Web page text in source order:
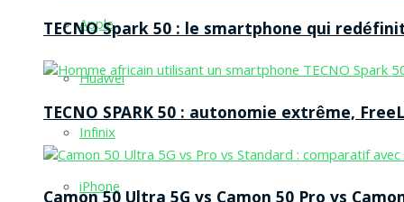
Apple
Huawei
Infinix
iPhone
TECNO Spark 50 : le smartphone qui
TECNO SPARK 50 : autonomie extrême,